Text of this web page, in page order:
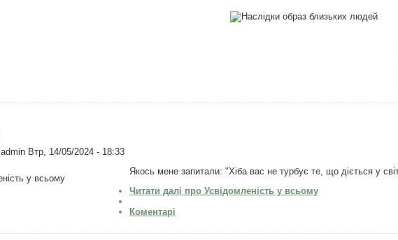
adminВтр, 14/05/2024 - 18:33
Якось мене запитали: "Хіба вас не турбує те, що діється у
Читати далі про Усвідомленість у всьому
Коментарі